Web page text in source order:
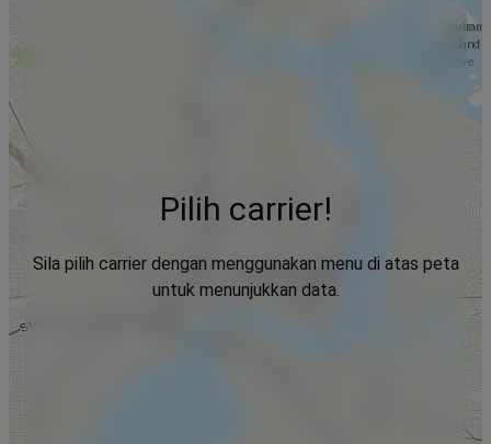
Pilih carrier!
Sila pilih carrier dengan menggunakan menu di atas peta
untuk menunjukkan data.